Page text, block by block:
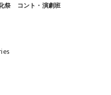
祭 コント・演劇班